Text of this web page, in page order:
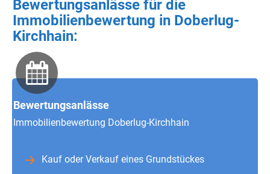
Bewertungsanlässe für die
Immobilienbewertung in Doberlug-
Kirchhain:
Bewertungsanlässe
Immobilienbewertung Doberlug-Kirchhain
Kauf oder Verkauf eines Grundstückes